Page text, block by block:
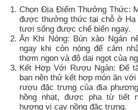
Chọn Địa Điểm Thưởng Thức:
được thưởng thức tại chỗ ở Hạ
tươi sống được chế biến ngay.
Ăn Khi Nóng: Bún xào Ngán
ngay khi còn nóng để cảm
thơm ngon và độ dai ngọt của
Kết Hợp Với Rượu Ngán: Để
bạn nên thử kết hợp món ăn
rượu đặc trưng của địa
hồng nhạt, được pha từ tiết
hương vị cay nồng đặc trưng.